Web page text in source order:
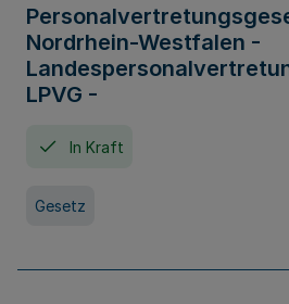
Nordrhein-Westfalen -
LPVG -
In Kraft
Gesetz